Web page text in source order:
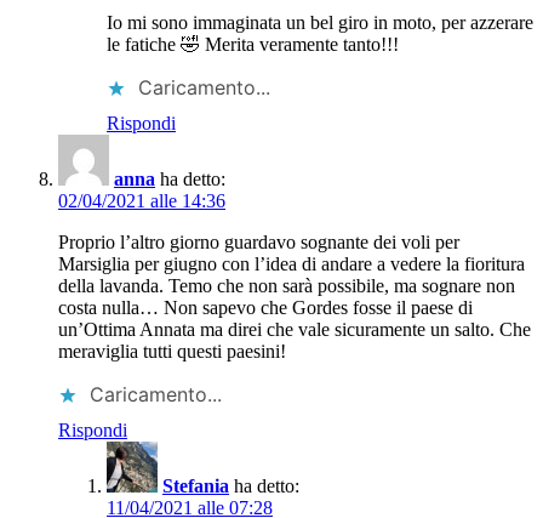
Io mi sono immaginata un bel giro in moto, per azzerare
le fatiche 🤣 Merita veramente tanto!!!
Caricamento...
Rispondi
anna ha detto:
02/04/2021 alle 14:36
Proprio l’altro giorno guardavo sognante dei voli per
Marsiglia per giugno con l’idea di andare a vedere la fioritura
della lavanda. Temo che non sarà possibile, ma sognare non
costa nulla… Non sapevo che Gordes fosse il paese di
un’Ottima Annata ma direi che vale sicuramente un salto. Che
meraviglia tutti questi paesini!
Caricamento...
Rispondi
Stefania ha detto:
11/04/2021 alle 07:28